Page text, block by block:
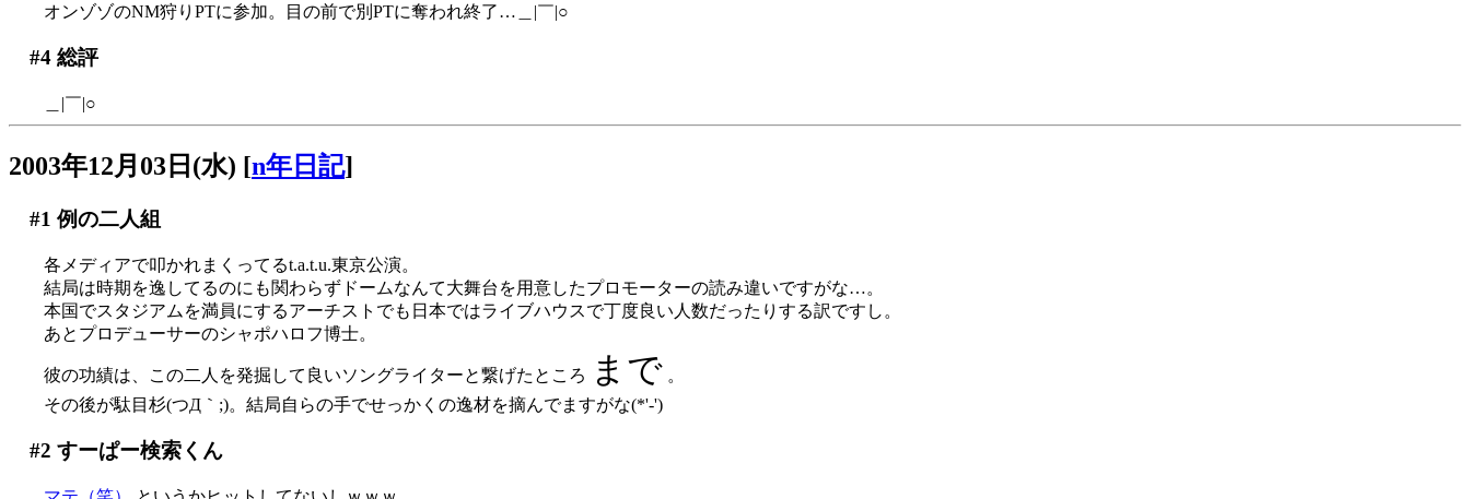
オンゾゾのNM狩りPTに参加。目の前で別PTに奪われ終了…＿|￣|○
#4総評
＿|￣|○
2003年12月03日(水) [n年日記]
#1 例の二人組
各メディアで叩かれまくってるt.a.t.u.東京公演。
結局は時期を逸してるのにも関わらずドームなんて大舞台を用意したプロモーターの読み違いですがな…。
本国でスタジアムを満員にするアーチストでも日本ではライブハウスで丁度良い人数だったりする訳ですし。
あとプロデューサーのシャポハロフ博士。
彼の功績は、この二人を発掘して良いソングライターと繋げたところ まで 。
その後が駄目杉(つД｀;)。結局自らの手でせっかくの逸材を摘んでますがな(*'-')
#2 すーぱー検索くん